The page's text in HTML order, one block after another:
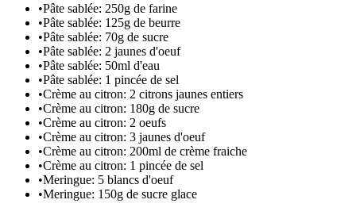
•Pâte sablée: 250g de farine
•Pâte sablée: 125g de beurre
•Pâte sablée: 70g de sucre
•Pâte sablée: 2 jaunes d'oeuf
•Pâte sablée: 50ml d'eau
•Pâte sablée: 1 pincée de sel
•Crème au citron: 2 citrons jaunes entiers
•Crème au citron: 180g de sucre
•Crème au citron: 2 oeufs
•Crème au citron: 3 jaunes d'oeuf
•Crème au citron: 200ml de crème fraiche
•Crème au citron: 1 pincée de sel
•Meringue: 5 blancs d'oeuf
•Meringue: 150g de sucre glace